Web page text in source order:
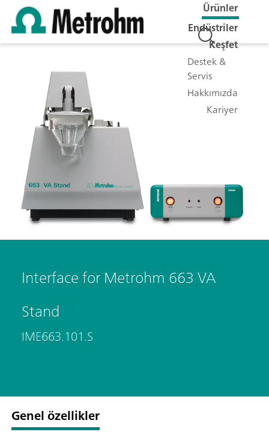
Ürünler
Endüstriler
Keşfet
Destek &
Servis
Hakkımızda
Kariyer
Interface for Metrohm 663 VA
Stand
IME663.101.S
Genel özellikler